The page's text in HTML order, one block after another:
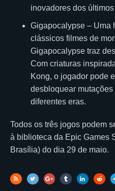
inovadores dos
Gigapocalypse – Uma
clássicos filmes de
Gigapocalypse traz
Com criaturas
Kong, o jogador pode
desbloquear
diferentes eras.
Todos os três jogos podem
à biblioteca da Epic Games
Brasília) do dia 29 de maio.